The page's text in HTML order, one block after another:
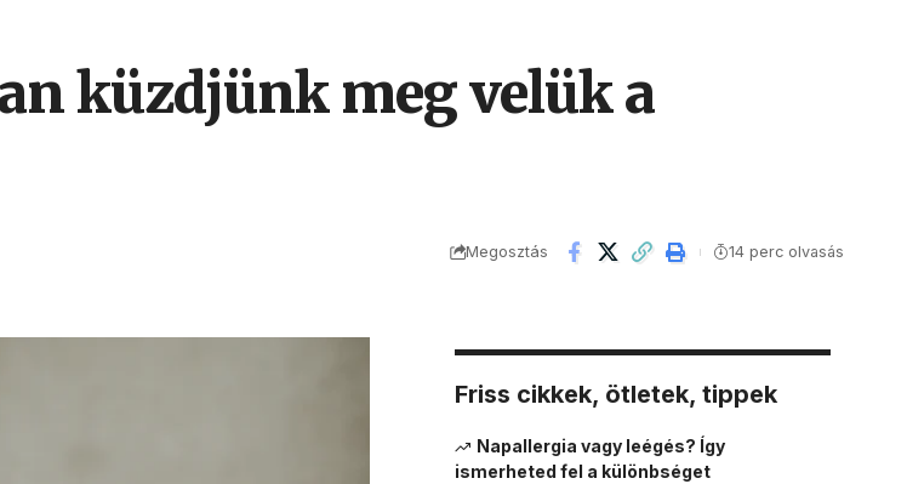
küzdjünk meg velük a
Megosztás 14 perc olvasás
Friss cikkek, ötletek, tippek
Napallergia vagy leégés? Így
ismerheted fel a különbséget